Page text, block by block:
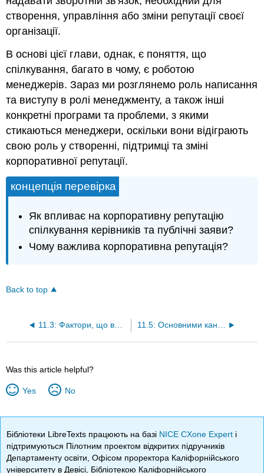
створення, управління або зміни репутації своєї
організації.
В основі цієї глави, однак, є поняття, що
спілкування, багато в чому, є роботою
менеджерів. Зараз ми розглянемо роль написання
та виступу в ролі менеджменту, а також інші
конкретні програми та проблеми, з якими
стикаються менеджери, оскільки вони відіграють
свою роль у створенні, підтримці та зміні
корпоративної репутації.
концепція перевірка
Як впливає на корпоративну репутацію
спілкування керівників та публічні заяви?
Чому важлива корпоративна репутація?
Back to top
11.3: Фактори, що впливають на комунікації та ролі менеджерів
Was this article helpful?
Yes No
Бібліотеки LibreTexts працюють на базі NICE CXone Expert і
підтримуються Пілотним проектом відкритих підручників
Департаменту освіти, Офісом проректора Каліфорнійського
університету в Девісі, Бібліотекою Каліфорнійського